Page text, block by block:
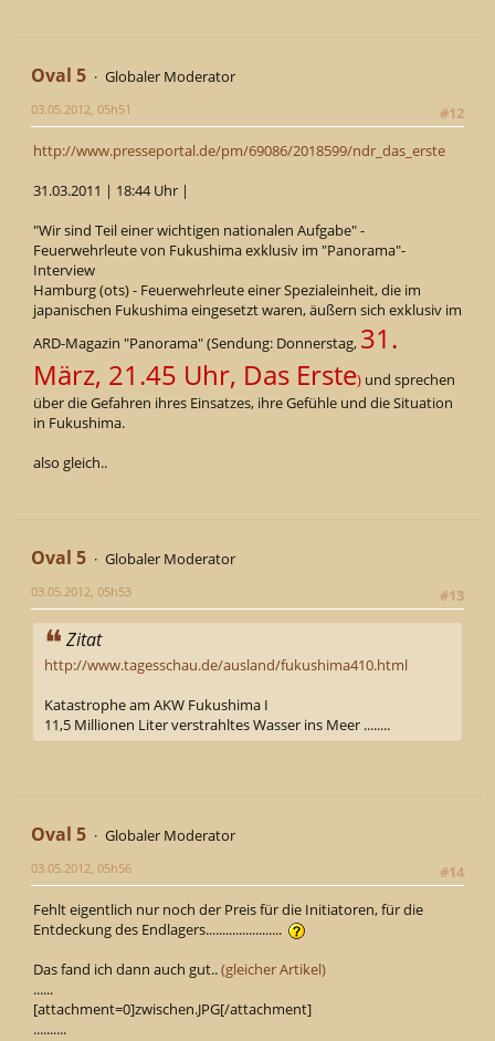
Oval 5
Globaler Moderator
#12
03.05.2012, 05h51
http://www.presseportal.de/pm/69086/2018599/ndr_das_erste
31.03.2011 | 18:44 Uhr |
"Wir sind Teil einer wichtigen nationalen Aufgabe" -
Feuerwehrleute von Fukushima exklusiv im "Panorama"-
Interview
Hamburg (ots) - Feuerwehrleute einer Spezialeinheit, die im
japanischen Fukushima eingesetzt waren, äußern sich exklusiv im
ARD-Magazin "Panorama" (Sendung: Donnerstag, 31.
März, 21.45 Uhr, Das Erste) und sprechen
über die Gefahren ihres Einsatzes, ihre Gefühle und die Situation
in Fukushima.
also gleich..
Oval 5
Globaler Moderator
#13
03.05.2012, 05h53
Zitat
http://www.tagesschau.de/ausland/fukushima410.html
Katastrophe am AKW Fukushima I
11,5 Millionen Liter verstrahltes Wasser ins Meer ........
Oval 5
Globaler Moderator
#14
03.05.2012, 05h56
Fehlt eigentlich nur noch der Preis für die Initiatoren, für die
Entdeckung des Endlagers.......................
Das fand ich dann auch gut..(gleicher Artikel)
......
[attachment=0]zwischen.JPG[/attachment]
..........